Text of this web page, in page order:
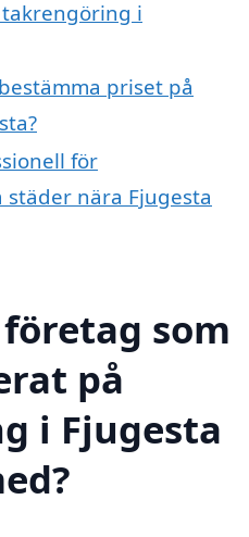
i
priset på
för
nära Fjugesta
som
på
i Fjugesta